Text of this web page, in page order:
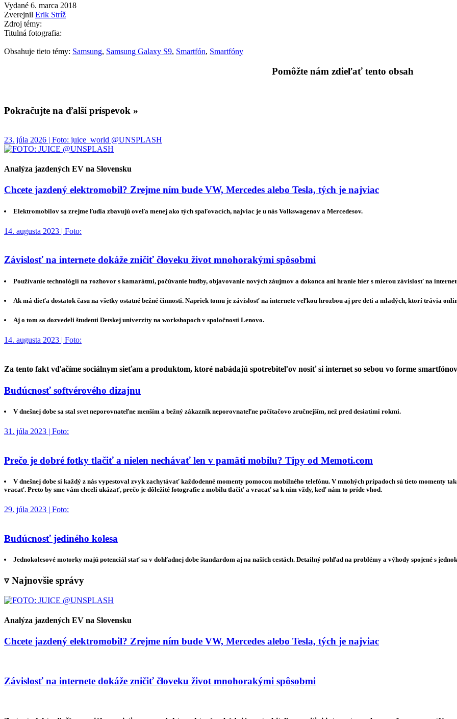
Vydané 6. marca 2018
Zverejnil Erik Stríž
Zdroj témy:
Titulná fotografia:
Obsahuje tieto témy: Samsung, Samsung Galaxy S9, Smartfón, Smartfóny
Pomôžte nám zdieľať tento obsah
Pokračujte na ďalší príspevok »
23. júla 2026 | Foto: juice_world @UNSPLASH
Analýza jazdených EV na Slovensku
Chcete jazdený elektromobil? Zrejme ním bude VW, Mercedes alebo Tesla, tých je najviac
Elektromobilov sa zrejme ľudia zbavujú oveľa menej ako tých spaľovacích, najviac je u nás Volkswagenov a Mercedesov.
14. augusta 2023 | Foto:
Závislosť na internete dokáže zničiť človeku život mnohorakými spôsobmi
Používanie technológií na rozhovor s kamarátmi, počúvanie hudby, objavovanie nových záujmov a dokonca ani hranie hier s mierou závislosť na
Ak má dieťa dostatok času na všetky ostatné bežné činnosti. Napriek tomu je závislosť na internete veľkou hrozbou aj pre deti a mladých, ktorí trávia
Aj o tom sa dozvedeli študenti Detskej univerzity na workshopoch v spoločnosti Lenovo.
14. augusta 2023 | Foto:
Za tento fakt vďačíme sociálnym sieťam a produktom, ktoré nabádajú spotrebiteľov nosiť si internet so sebou vo forme
Budúcnosť softvérového dizajnu
V dnešnej dobe sa stal svet neporovnateľne menším a bežný zákazník neporovnateľne počítačovo zručnejším, než pred desiatimi rokmi.
31. júla 2023 | Foto:
Prečo je dobré fotky tlačiť a nielen nechávať len v pamäti mobilu? Tipy od Memoti.com
V dnešnej dobe si každý z nás vypestoval zvyk zachytávať každodenné momenty pomocou mobilného telefónu. V mnohých prípadoch sú tieto momenty
vracať. Preto by sme vám chceli ukázať, prečo je dôležité fotografie z mobilu tlačiť a vracať sa k nim vždy, keď nám to príde vhod.
29. júla 2023 | Foto:
Budúcnosť jediného kolesa
Jednokolesové motorky majú potenciál stať sa v dohľadnej dobe štandardom aj na našich cestách. Detailný pohľad na problémy a výhody spojené s
▿ Najnovšie správy
Analýza jazdených EV na Slovensku
Chcete jazdený elektromobil? Zrejme ním bude VW, Mercedes alebo Tesla, tých je najviac
Závislosť na internete dokáže zničiť človeku život mnohorakými spôsobmi